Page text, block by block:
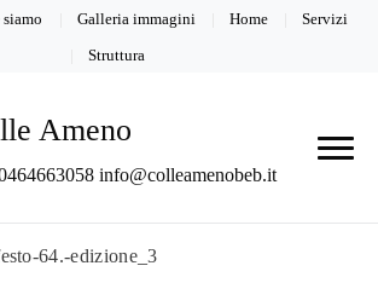
Galleria immagini Home Servizi
Struttura
Ameno
info@colleamenobeb.it
64.-edizione_3